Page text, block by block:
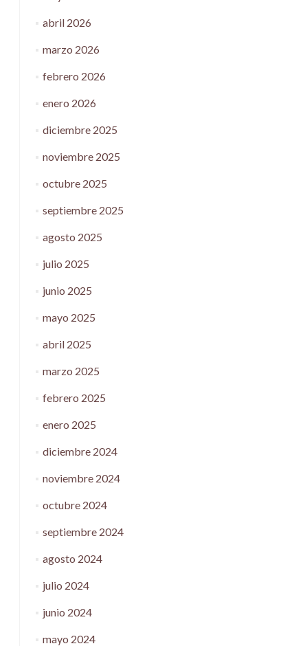
abril 2026
marzo 2026
febrero 2026
enero 2026
diciembre 2025
noviembre 2025
octubre 2025
septiembre 2025
agosto 2025
julio 2025
junio 2025
mayo 2025
abril 2025
marzo 2025
febrero 2025
enero 2025
diciembre 2024
noviembre 2024
octubre 2024
septiembre 2024
agosto 2024
julio 2024
junio 2024
mayo 2024